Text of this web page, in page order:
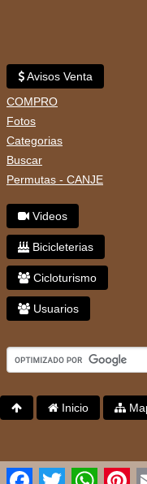
Avisos Venta
COMPRO
Fotos
Categorias
Buscar
Permutas - CANJE
Videos
Bicicleterias
Cicloturismo
Usuarios
Inicio
Facebook
Twitter